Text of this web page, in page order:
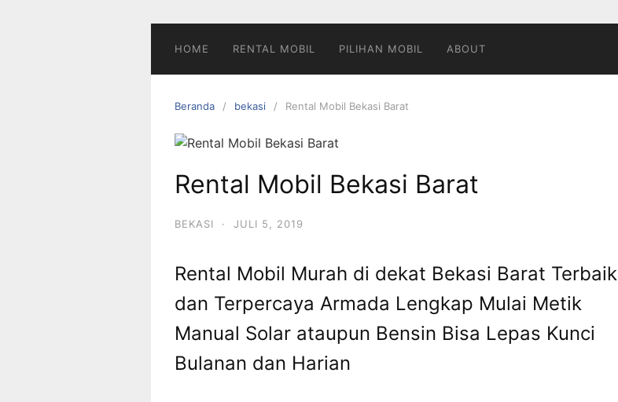
HOME RENTAL MOBIL PILIHAN MOBIL ABOUT
Beranda bekasi Rental Mobil Bekasi Barat
Rental Mobil Bekasi Barat
BEKASI · JULI 5, 2019
Rental Mobil Murah di dekat Bekasi Barat Terbaik
dan Terpercaya Armada Lengkap Mulai Metik
Manual Solar ataupun Bensin Bisa Lepas Kunci
Bulanan dan Harian